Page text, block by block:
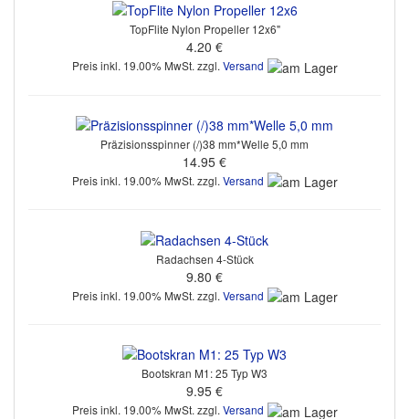
TopFlite Nylon Propeller 12x6"
4.20 €
Preis inkl. 19.00% MwSt. zzgl.Versand
Präzisionsspinner (/)38 mm*Welle 5,0 mm
14.95 €
Preis inkl. 19.00% MwSt. zzgl. Versand
Radachsen 4-Stück
9.80 €
Preis inkl. 19.00% MwSt. zzgl. Versand
Bootskran M1: 25 Typ W3
9.95 €
Preis inkl. 19.00% MwSt. zzgl. Versand